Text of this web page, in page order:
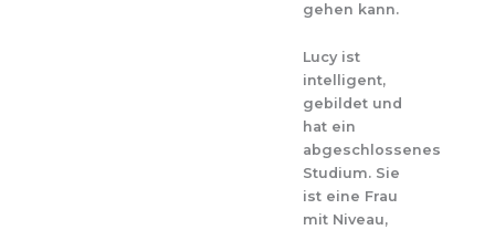
gehen kann.
Lucy ist
intelligent,
gebildet und
hat ein
abgeschlossenes
Studium. Sie
ist eine Frau
mit Niveau,